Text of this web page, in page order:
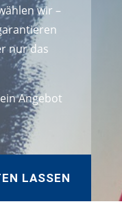
wir –
nur das
Angebot
LASSEN